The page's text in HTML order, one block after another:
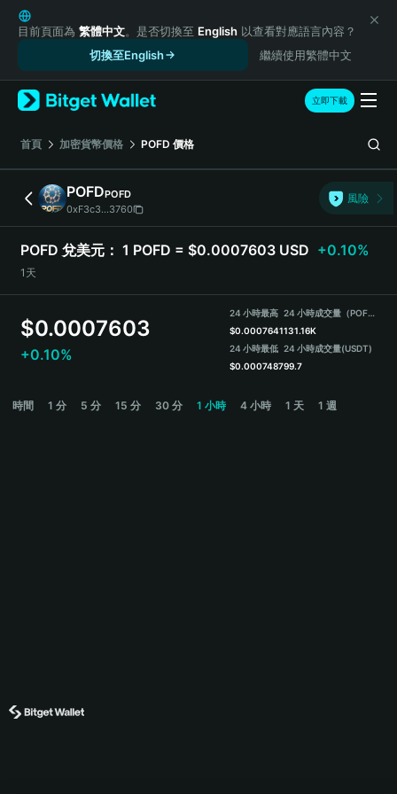
English
日本語
Русский
Español (Latinoamérica)
Türkçe
Italiano
Deutsch
简体中文
繁體中文
Português (Portugal)
Bahasa Indonesia
Español
目前頁面為 繁體中文。是否切換至 English 以查看對應語言內容？
切換至English
繼續使用繁體中文
立即下載
首頁 加密貨幣價格 POFD 價格
POFDPOFD
0xF3c3...3760
風險
POFD 兌美元： 1 POFD = $0.0007603 USD +0.10%
1天
$0.0007603
+0.10%
24 小時最高
$0.0007641
24 小時最低
$0.0007487
24 小時成交量（POFD）
131.16K
24 小時成交量(USDT)
99.7
時間 1 分 5 分 15 分 30 分 1 小時 4 小時 1 天 1 週